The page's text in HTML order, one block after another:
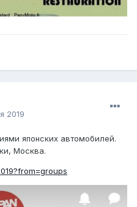
2019
японских автомобилей.
Москва.